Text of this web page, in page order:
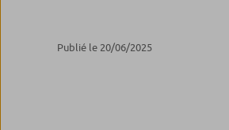
Publié le 20/06/2025